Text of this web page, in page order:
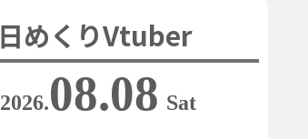
日めくりVtuber
2026.08.08 Sat